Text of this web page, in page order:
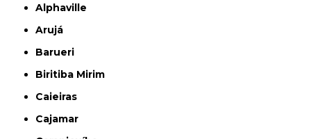
Alphaville
Arujá
Barueri
Biritiba Mirim
Caieiras
Cajamar